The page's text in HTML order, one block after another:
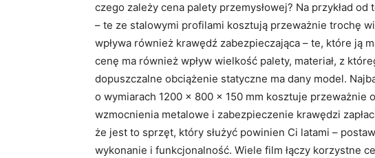
czego zależy cena palety przemysłowej? Na przykład
– te ze stalowymi profilami kosztują przeważnie trochę
wpływa również krawędź zabezpieczająca – te, które ją
cenę ma również wpływ wielkość palety, materiał, z
dopuszczalne obciążenie statyczne ma dany model.
o wymiarach 1200 x 800 x 150 mm kosztuje przeważnie
wzmocnienia metalowe i zabezpieczenie krawędzi
że jest to sprzęt, który służyć powinien Ci latami –
wykonanie i funkcjonalność. Wiele film łączy korzystne